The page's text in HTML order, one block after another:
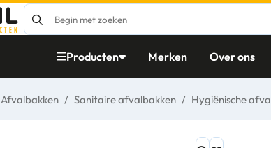
Producten Merken Over ons
Afvalbakken / Sanitaire afvalbakken / Hygiënische